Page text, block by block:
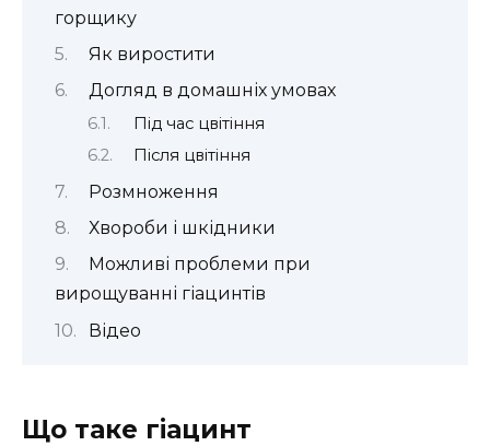
горщику
Як виростити
Догляд в домашніх умовах
Під час цвітіння
Після цвітіння
Розмноження
Хвороби і шкідники
Можливі проблеми при
вирощуванні гіацинтів
Відео
Що таке гіацинт